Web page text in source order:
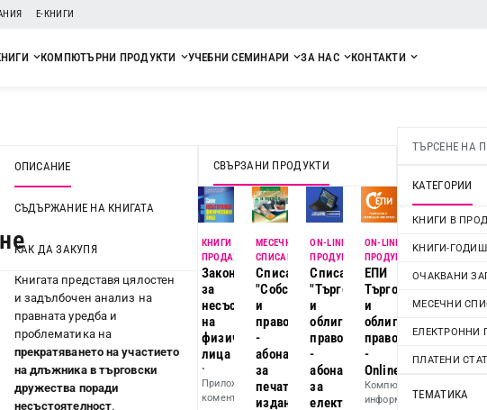
Е-КНИГИ
КОМПЮТЪРНИ ПРОДУКТИ УЧЕБНИ СЕМИНАРИ ЗА НАС КОНТАКТИ
ОПИСАНИЕ
СЪДЪРЖАНИЕ НА КНИГАТА
КАК ДА ЗАКУПЯ
Книгата представя цялостен
и задълбочен анализ на
правната уредба и
проблематика на
прекратяването на участието
на длъжника в търговски
дружества поради
несъстоятелност.
СВЪРЗАНИ ПРОДУКТИ
КНИГИ В
ПРОДАЖБА
Закон
за
несъстоятелност
на
физическите
лица
•
Приложен
коментар
МЕСЕЧНИ
СПИСАНИЯ
Списание
"Собственост
и
право"
-
абонамент
за
печатно
издание
ON-LINE
ПРОДУКТ
Списание
"Търговско
и
облигационно
право"
-
абонамент
за
електронно
ON-LINE
ПРОДУКТ
ЕПИ
Търговско
и
облигационно
право
-
Online
Компютърен
информационен
КАТЕГОРИИ
КНИГИ В
KНИГИ-
ОЧАКВАНИ
МЕСЕЧНИ
ЕЛЕКТРОННИ
ПЛАТЕНИ
ТЕМАТИКА